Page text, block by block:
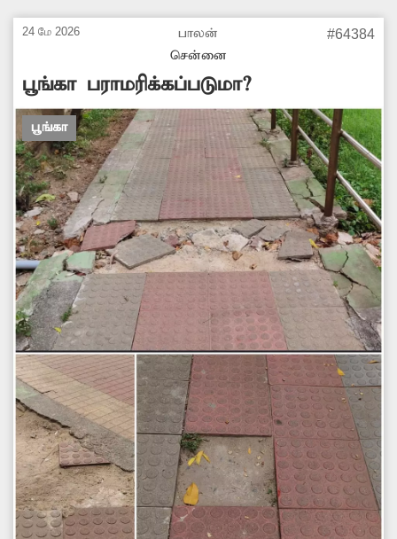
உடனடியாக நடவடிக்கை எடுத்து அப்பகுதி
சிறுவர்கள் விளையாடுவதற்கான வசதிகளை
செய்து கொடுக்க வேண்டும் என்று அப்பகுதி
பொதுமக்கள் கோரிக்கை விடுத்துள்ளனர்.
24 மே 2026
பாலன்
சென்னை
#64384
பூங்கா பராமரிக்கப்படுமா?
பூங்கா